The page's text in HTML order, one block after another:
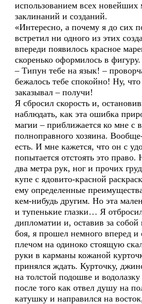
использованием всех новейших
заклинаний и созданий.
«Интересно, а почему я до сих
встретил ни одного из этих
впереди появилось красное
скоренько оформилось в фигуру.
– Типун тебе на язык! –
бежалось тебе спокойно! Ну,
заказывал – получи!
Я сбросил скорость и,
наблюдать, как эта ошибка
магии – приближается ко мне с
полноправного хозяина.
есть. И мне кажется, что он с
попытается отстоять это право.
два метра рук, ног и прочих
купе с ядовито-красной
ему определенные
кем-нибудь другим. Но эта
и тупенькие глазки… Я
дипломатии и, оставив за собой
боя, я прошел немного вперед и
плечом на одиноко стоящую
руки в карманы кожаной
принялся ждать. Курточку,
на толстой подошве и
после того как отвел душу на
катушку и направился на